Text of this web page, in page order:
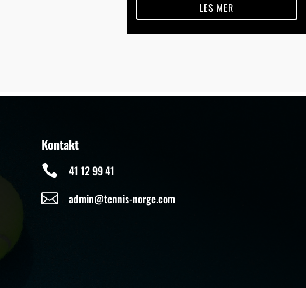
LES MER
Kontakt
 41 12 99 41
 admin@tennis-norge.com